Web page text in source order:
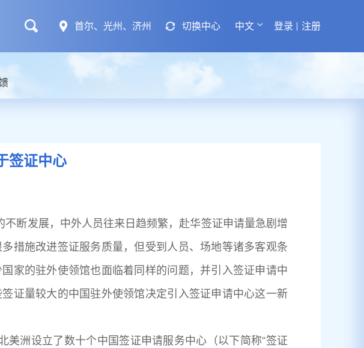
首尔、光州、济州 切换中心 中文 登录 注册
签证中心
断发展，中外人员往来日趋频繁，赴华签证申请量急剧增
措施改进签证服务质量，但受到人员、场地等诸多客观条
家的驻外使领馆也面临着同样的问题，并引入签证申请中
证量较大的中国驻外使领馆决定引入签证申请中心这一新
洲设立了数十个中国签证申请服务中心（以下简称“签证